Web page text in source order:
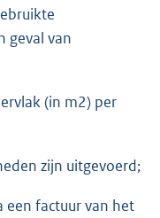
geval van
(in m2) per
zijn uitgevoerd;
een factuur van het